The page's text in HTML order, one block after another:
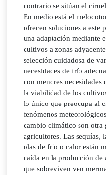
contrario se sitúan el
En medio está el
ofrecen soluciones a este
una adaptación mediante
cultivos a zonas
selección cuidadosa de
necesidades de frío
con menores
la viabilidad de los
lo único que preocupa al
fenómenos
cambio climático son otra
agricultores. Las sequías,
olas de frío o calor están
caída en la producción de
que sobreviven ven